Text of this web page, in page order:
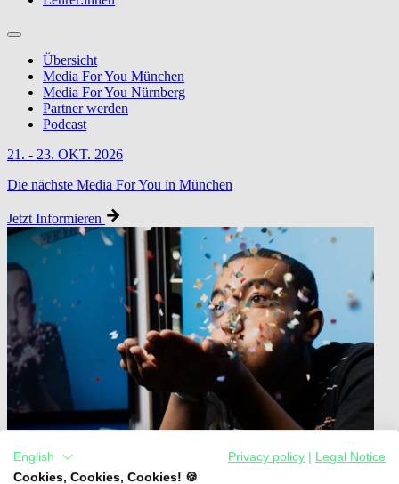
Übersicht
Media For You München
Media For You Nürnberg
Partner werden
Podcast
21. - 23. OKT. 2026
Die nächste Media For You in München
Jetzt Informieren
English Privacy policy
Legal Notice
Cookies, Cookies, Cookies! 🍪